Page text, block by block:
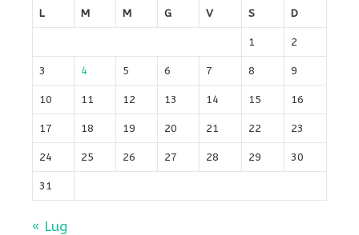
L
M M G V S D
1 2
3 4 5 6 7 8 9
10 11 12 13 14 15 16
17 18 19 20 21 22 23
24 25 26 27 28 29 30
31
« Lug